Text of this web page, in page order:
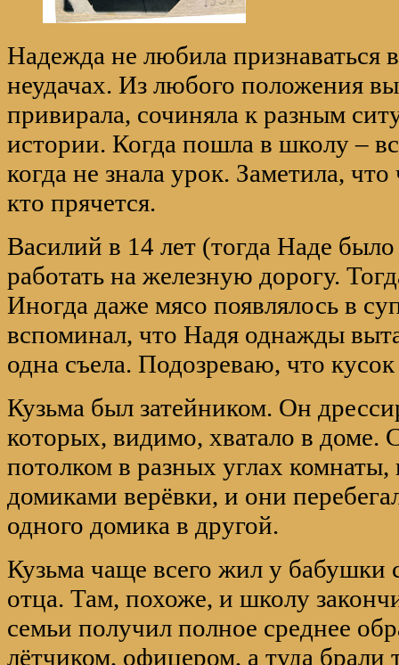
Надежда не любила признаваться
неудачах. Из любого положения
привирала, сочиняла к разным
истории. Когда пошла в школу –
когда не знала урок. Заметила,
кто прячется.
Василий в 14 лет (тогда Наде
работать на железную дорогу.
Иногда даже мясо появлялось в
вспоминал, что Надя однажды
одна съела. Подозреваю, что
Кузьма был затейником. Он
которых, видимо, хватало в доме.
потолком в разных углах комнаты,
домиками верёвки, и они
одного домика в другой.
Кузьма чаще всего жил у бабушки
отца. Там, похоже, и школу
семьи получил полное среднее
лётчиком, офицером, а туда брали